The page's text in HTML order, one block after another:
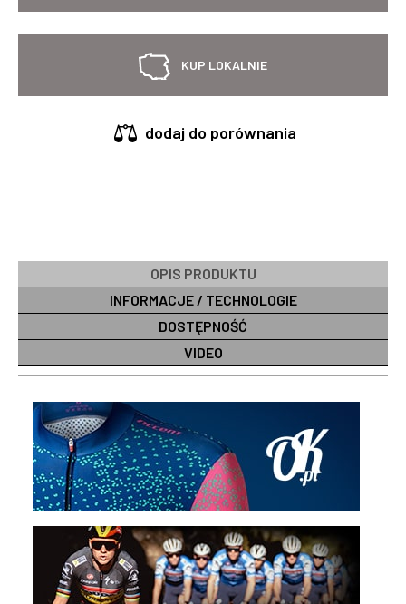
KUP LOKALNIE
dodaj do porównania
OPIS PRODUKTU
INFORMACJE / TECHNOLOGIE
DOSTĘPNOŚĆ
VIDEO